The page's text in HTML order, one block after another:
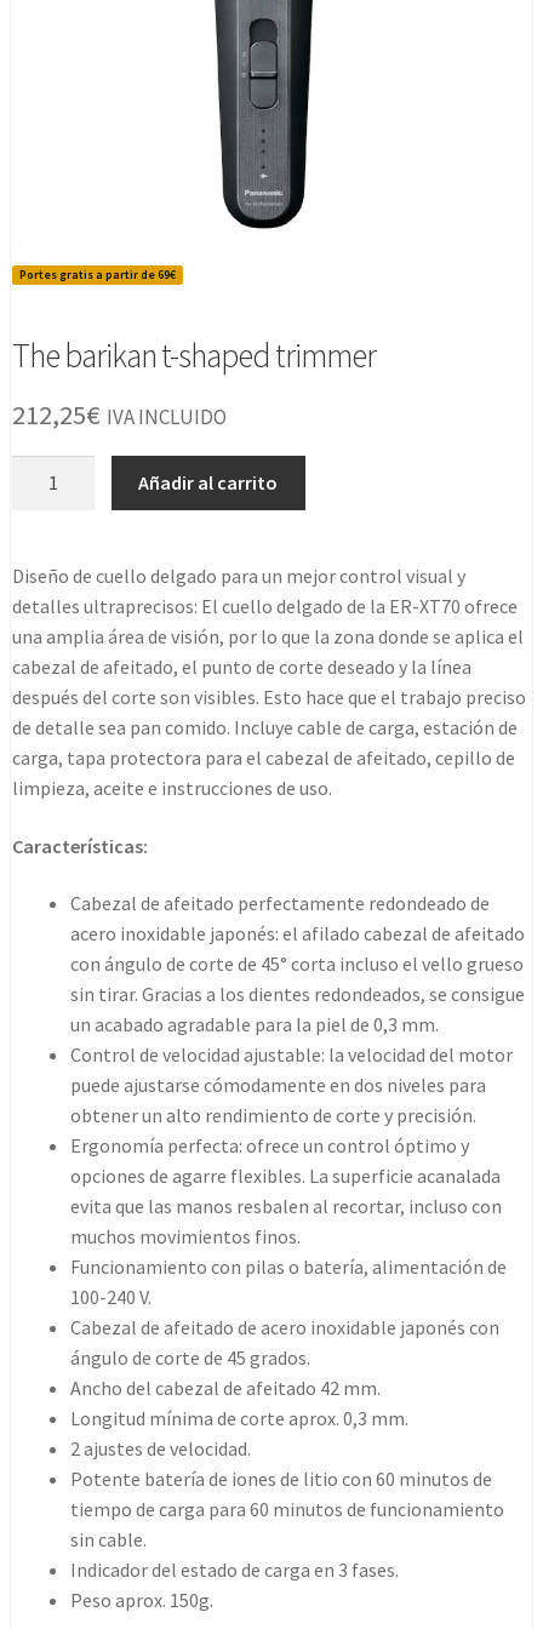
Portes gratis a partir de 69€
The barikan t-shaped trimmer
212,25€ IVA INCLUIDO
trimmer
cantidad
Añadir al carrito
Diseño de cuello delgado para un mejor control visual y
detalles ultraprecisos: El cuello delgado de la ER-XT70 ofrece
una amplia área de visión, por lo que la zona donde se aplica el
cabezal de afeitado, el punto de corte deseado y la línea
después del corte son visibles. Esto hace que el trabajo preciso
de detalle sea pan comido. Incluye cable de carga, estación de
carga, tapa protectora para el cabezal de afeitado, cepillo de
limpieza, aceite e instrucciones de uso.
Características:
Cabezal de afeitado perfectamente redondeado de
acero inoxidable japonés: el afilado cabezal de afeitado
con ángulo de corte de 45° corta incluso el vello grueso
sin tirar. Gracias a los dientes redondeados, se consigue
un acabado agradable para la piel de 0,3 mm.
Control de velocidad ajustable: la velocidad del motor
puede ajustarse cómodamente en dos niveles para
obtener un alto rendimiento de corte y precisión.
Ergonomía perfecta: ofrece un control óptimo y
opciones de agarre flexibles. La superficie acanalada
evita que las manos resbalen al recortar, incluso con
muchos movimientos finos.
Funcionamiento con pilas o batería, alimentación de
100-240 V.
Cabezal de afeitado de acero inoxidable japonés con
ángulo de corte de 45 grados.
Ancho del cabezal de afeitado 42 mm.
Longitud mínima de corte aprox. 0,3 mm.
2 ajustes de velocidad.
Potente batería de iones de litio con 60 minutos de
tiempo de carga para 60 minutos de funcionamiento
sin cable.
Indicador del estado de carga en 3 fases.
Peso aprox. 150g.